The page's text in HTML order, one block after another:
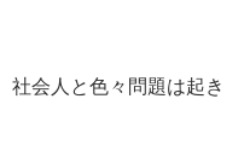
社会人と色々問題は起き